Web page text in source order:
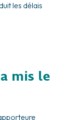
les délais
mis le